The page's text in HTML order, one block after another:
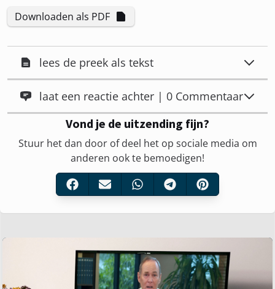
Downloaden als PDF
lees de preek als tekst
laat een reactie achter | 0 Commentaar
Vond je de uitzending fijn?
Stuur het dan door of deel het op sociale media om
anderen ook te bemoedigen!